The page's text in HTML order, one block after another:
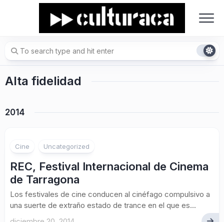
Alta fidelidad
2014
Cine Uncategorized
REC, Festival Internacional de Cinema
de Tarragona
Los festivales de cine conducen al cinéfago compulsivo a
una suerte de extraño estado de trance en el que es...